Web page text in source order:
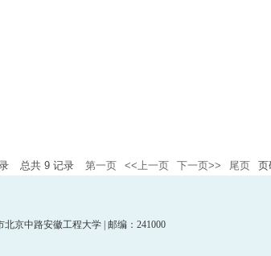
总共 9 记录 第一页 <<上一页 下一页>> 尾页 页
京中路安徽工程大学 | 邮编：241000